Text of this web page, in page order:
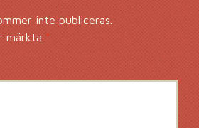
inte publiceras.
märkta*